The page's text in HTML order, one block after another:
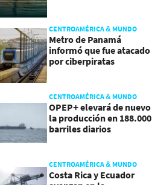
CENTROAMÉRICA & MUNDO
Metro de Panamá
informó que fue atacado
por ciberpiratas
CENTROAMÉRICA & MUNDO
OPEP+ elevará de nuevo
la producción en 188.000
barriles diarios
CENTROAMÉRICA & MUNDO
Costa Rica y Ecuador